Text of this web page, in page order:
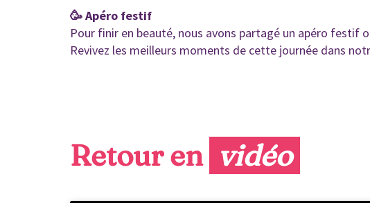
🥳 Apéro festif
Pour finir en beauté, nous avons partagé un apéro festif
Revivez les meilleurs moments de cette journée dans
Retour en vidéo